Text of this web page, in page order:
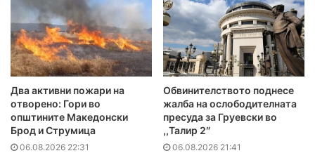
Два активни пожари на
отворено: Гори во
општините Македонски
Брод и Струмица
06.08.2026 22:31
Обвинителството поднесе
жалба на ослободителната
пресуда за Груевски во
,,Талир 2″
06.08.2026 21:41